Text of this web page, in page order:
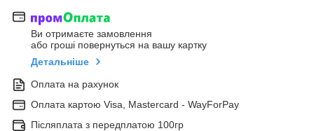
Ви отримаєте замовлення
або гроші повернуться на вашу картку
Детальніше
Оплата на рахунок
Оплата картою Visa, Mastercard - WayForPay
Післяплата з передплатою 100гр